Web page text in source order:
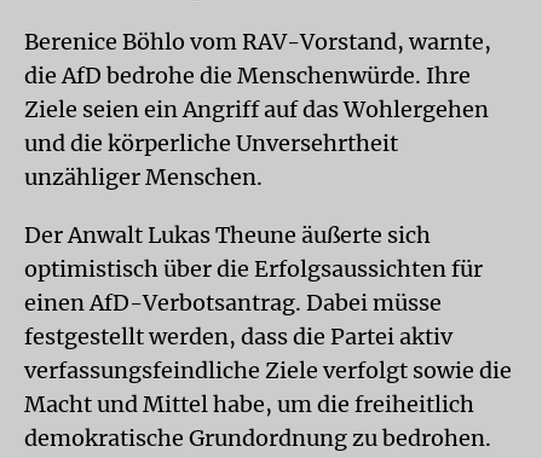
Berenice Böhlo vom RAV-Vorstand, warnte,
die AfD bedrohe die Menschenwürde. Ihre
Ziele seien ein Angriff auf das Wohlergehen
und die körperliche Unversehrtheit
unzähliger Menschen.
Der Anwalt Lukas Theune äußerte sich
optimistisch über die Erfolgsaussichten für
einen AfD-Verbotsantrag. Dabei müsse
festgestellt werden, dass die Partei aktiv
verfassungsfeindliche Ziele verfolgt sowie die
Macht und Mittel habe, um die freiheitlich
demokratische Grundordnung zu bedrohen.